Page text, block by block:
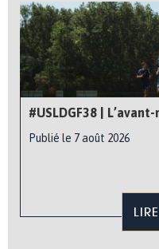
#USLDGF38 |
Publié le 7 août 2026